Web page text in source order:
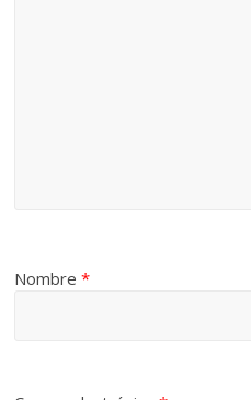
Nombre*